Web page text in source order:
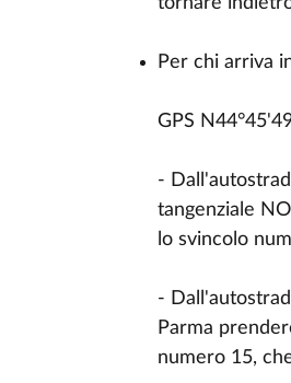
Per chi arriva
GPS
-
tangenziale
lo svincolo
-
Parma
numero 15,